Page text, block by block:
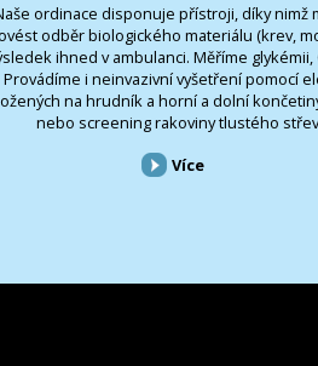
ordinace disponuje přístroji, díky nimž
odběr biologického materiálu (krev,
ihned v ambulanci. Měříme glykémii,
Provádíme i neinvazivní vyšetření pomocí
na hrudník a horní a dolní
nebo screening rakoviny tlustého
Více